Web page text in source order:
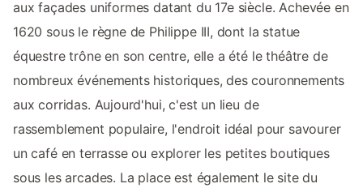
aux façades uniformes datant du 17e siècle. Achevée en
1620 sous le règne de Philippe III, dont la statue
équestre trône en son centre, elle a été le théâtre de
nombreux événements historiques, des couronnements
aux corridas. Aujourd'hui, c'est un lieu de
rassemblement populaire, l'endroit idéal pour savourer
un café en terrasse ou explorer les petites boutiques
sous les arcades. La place est également le site du